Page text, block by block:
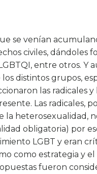
se venían
civiles, dándoles
entre otros.
distintos grupos,
las radicales
Las radicales,
la heterosexualidad,
obligatoria) por
LGBT y eran
como estrategia y
fueron